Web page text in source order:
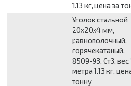
1.13 кг, цена за
Уголок стальной
20x20x4 мм,
равнополочный,
горячекатаный,
8509-93, Ст3, вес
метра 1.13 кг,
тонну